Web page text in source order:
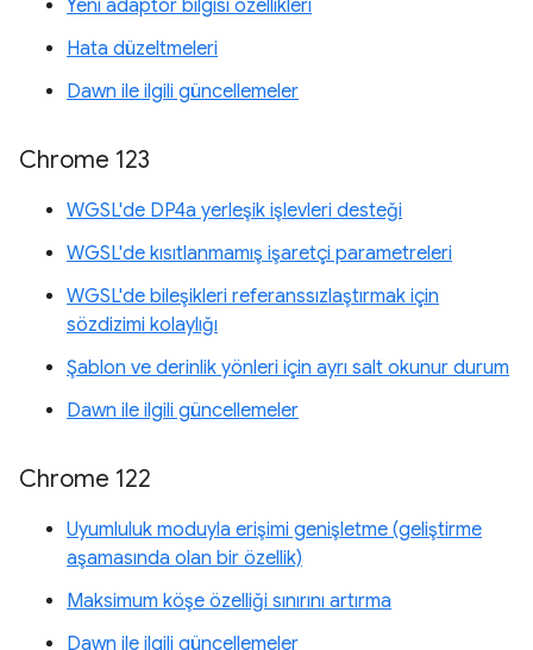
Yeni adaptör bilgisi özellikleri
Hata düzeltmeleri
Dawn ile ilgili güncellemeler
Chrome 123
WGSL'de DP4a yerleşik işlevleri desteği
WGSL'de kısıtlanmamış işaretçi parametreleri
WGSL'de bileşikleri referanssızlaştırmak için
sözdizimi kolaylığı
Şablon ve derinlik yönleri için ayrı salt okunur durum
Dawn ile ilgili güncellemeler
Chrome 122
Uyumluluk moduyla erişimi genişletme (geliştirme
aşamasında olan bir özellik)
Maksimum köşe özelliği sınırını artırma
Dawn ile ilgili güncellemeler